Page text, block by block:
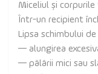
Miceliul și
Într-un recipient
Lipsa schimbului
— alungirea
— pălării mici sau